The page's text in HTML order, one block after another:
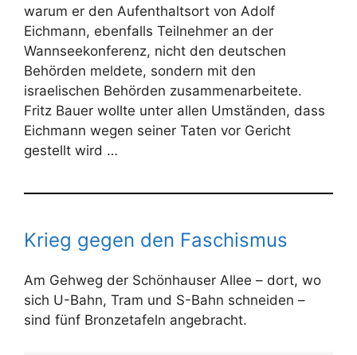
warum er den Aufenthaltsort von Adolf
Eichmann, ebenfalls Teilnehmer an der
Wannseekonferenz, nicht den deutschen
Behörden meldete, sondern mit den
israelischen Behörden zusammenarbeitete.
Fritz Bauer wollte unter allen Umständen, dass
Eichmann wegen seiner Taten vor Gericht
gestellt wird …
Krieg gegen den Faschismus
Am Gehweg der Schönhauser Allee – dort, wo
sich U-Bahn, Tram und S-Bahn schneiden –
sind fünf Bronzetafeln angebracht.